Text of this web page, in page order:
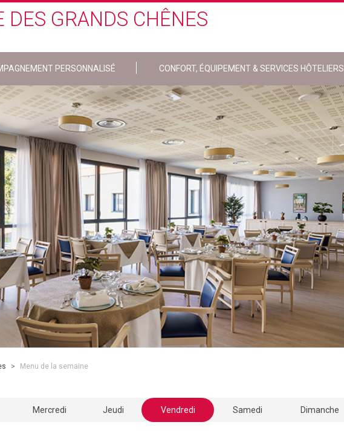
DES GRANDS CHÊNES
PERSONNALISÉ CONFORT, ÉQUIPEMENT & SERVICES HÔTELIERS
> Menu de la semaine
Mercredi Jeudi Vendredi Samedi Dimanche